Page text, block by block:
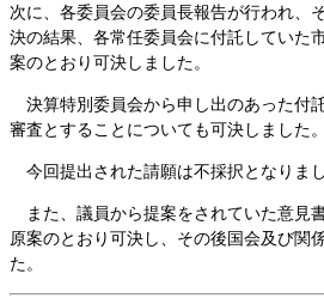
次に、各委員会の委員長報告が行われ、
決の結果、各常任委員会に付託していた
案のとおり可決しました。
決算特別委員会から申し出のあった付
審査とすることについても可決しました。
今回提出された請願は不採択となりまし
また、議員から提案をされていた意見
原案のとおり可決し、その後国会及び関
た。